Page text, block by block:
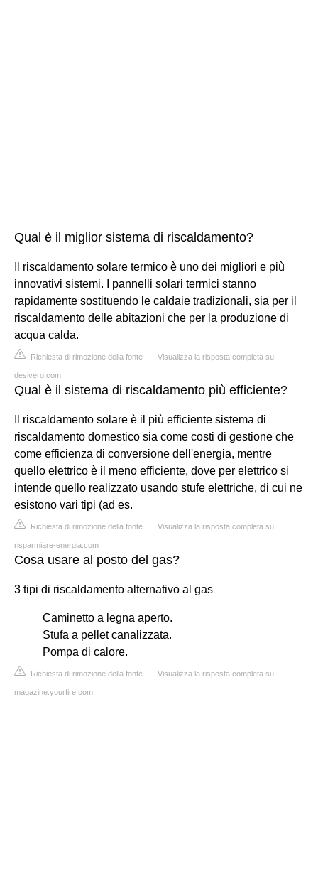
Qual è il miglior sistema di riscaldamento?
Il riscaldamento solare termico è uno dei migliori e più
innovativi sistemi. I pannelli solari termici stanno
rapidamente sostituendo le caldaie tradizionali, sia per il
riscaldamento delle abitazioni che per la produzione di
acqua calda.
Richiesta di rimozione della fonte | Visualizza la risposta completa su
desivero.com
Qual è il sistema di riscaldamento più efficiente?
Il riscaldamento solare è il più efficiente sistema di
riscaldamento domestico sia come costi di gestione che
come efficienza di conversione dell'energia, mentre
quello elettrico è il meno efficiente, dove per elettrico si
intende quello realizzato usando stufe elettriche, di cui ne
esistono vari tipi (ad es.
Richiesta di rimozione della fonte | Visualizza la risposta completa su
risparmiare-energia.com
Cosa usare al posto del gas?
3 tipi di riscaldamento alternativo al gas
Caminetto a legna aperto.
Stufa a pellet canalizzata.
Pompa di calore.
Richiesta di rimozione della fonte | Visualizza la risposta completa su
magazine.yourfire.com